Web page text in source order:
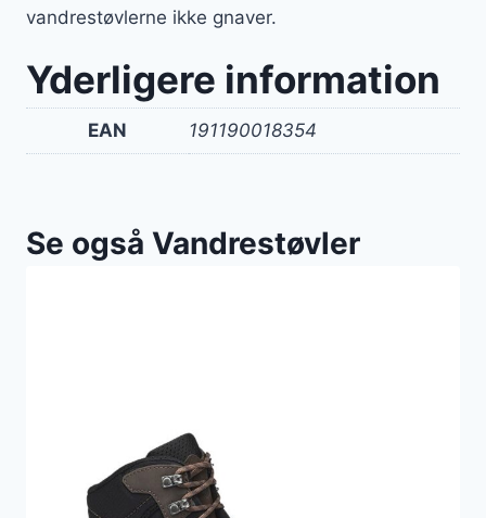
vandrestøvlerne ikke gnaver.
Yderligere information
EAN 191190018354
Se også Vandrestøvler